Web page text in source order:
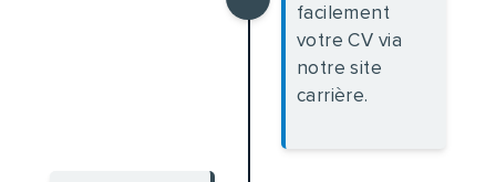
facilement
votre CV via
notre site
carrière.